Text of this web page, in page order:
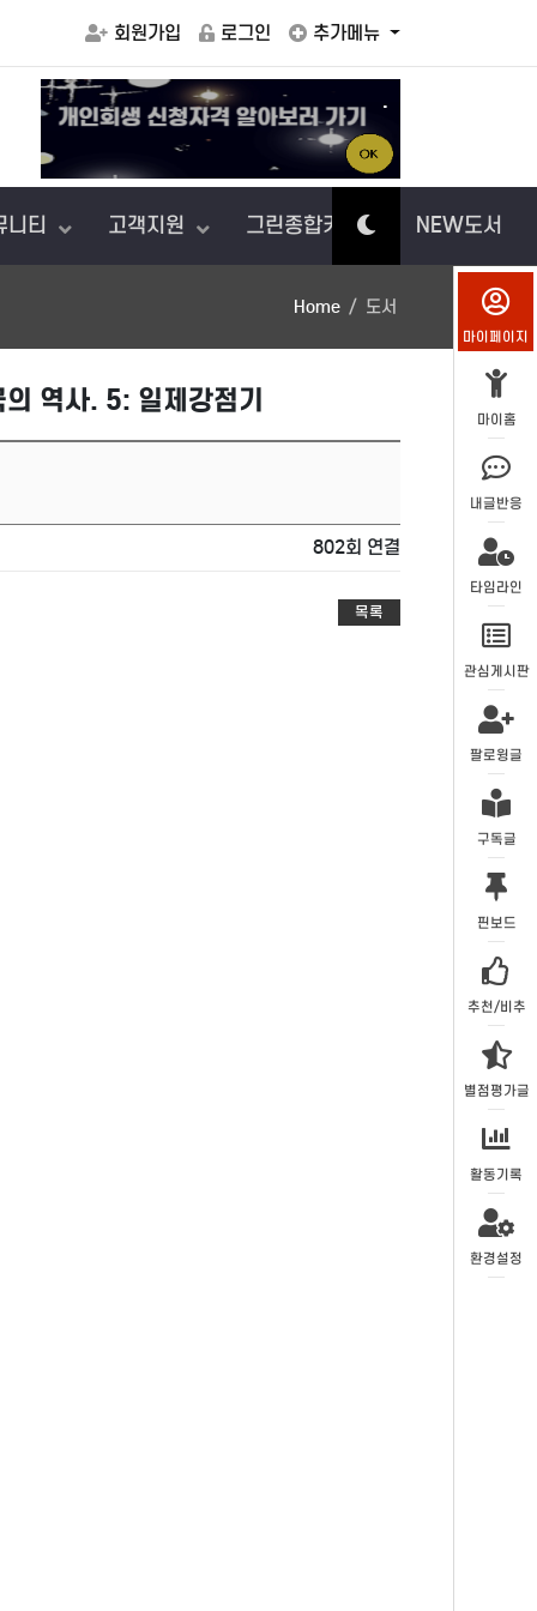
회원가입 로그인 추가메뉴
이에게
.
니티 고객지원 그린종합카센터 NEW도서
Home 도서
역사. 5: 일제강점기
802회 연결
목록
마이페이지
마이홈
내글반응
타임라인
관심게시판
팔로윙글
구독글
핀보드
추천/비추
별점평가글
활동기록
환경설정